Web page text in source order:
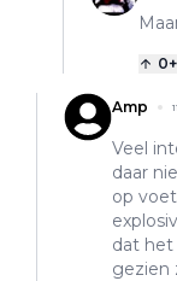
0+
Amp
Veel
daar
op
dat het
gezien